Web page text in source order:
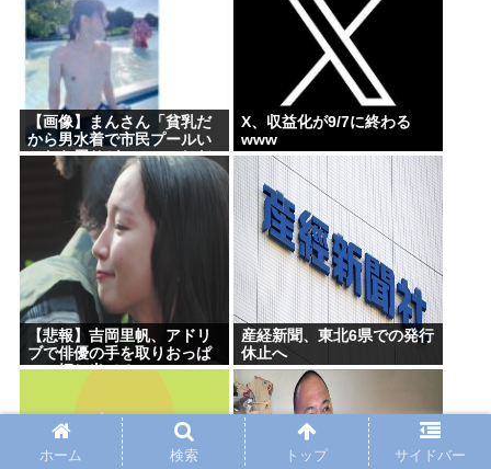
【画像】まんさん「貧乳だ
から男水着で市民プールい
ったら周りがコソコソしだ
してやばいwww」5万いい
X、収益化が9/7に終わる
www
【悲報】吉岡里帆、アドリ
ブで俳優の手を取りおっぱ
いに押し当てる
産経新聞、東北6県での発行
休止へ
ホーム 検索 トップ サイドバー